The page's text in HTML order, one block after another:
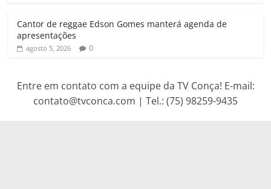
Cantor de reggae Edson Gomes manterá agenda de
apresentações
agosto 5, 2026 0
Entre em contato com a equipe da TV Conça! E-mail:
contato@tvconca.com | Tel.: (75) 98259-9435